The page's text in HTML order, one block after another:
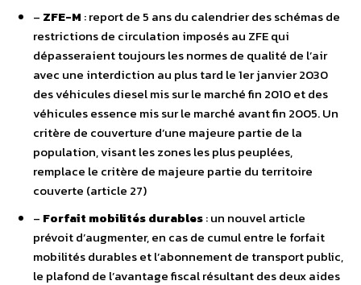
– ZFE-M : report de 5 ans du calendrier des schémas de
restrictions de circulation imposés au ZFE qui
dépasseraient toujours les normes de qualité de l’air
avec une interdiction au plus tard le 1er janvier 2030
des véhicules diesel mis sur le marché fin 2010 et des
véhicules essence mis sur le marché avant fin 2005. Un
critère de couverture d’une majeure partie de la
population, visant les zones les plus peuplées,
remplace le critère de majeure partie du territoire
couverte (article 27)
– Forfait mobilités durables: un nouvel article
prévoit d’augmenter, en cas de cumul entre le forfait
mobilités durables et l’abonnement de transport public,
le plafond de l’avantage fiscal résultant des deux aides